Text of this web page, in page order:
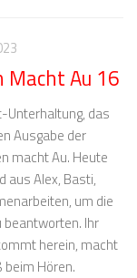
Macht Au 16
Unterhaltung, das
Ausgabe der
macht Au. Heute
aus Alex, Basti,
um die
beantworten. Ihr
herein, macht
beim Hören.